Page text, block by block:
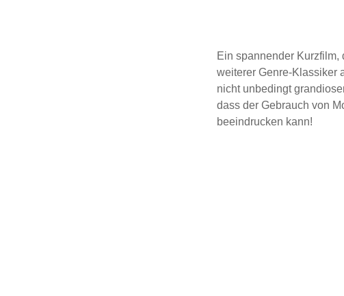
Ein spannender
weiterer Genre-Klassiker
nicht unbedingt
dass der Gebrauch von
beeindrucken kann!